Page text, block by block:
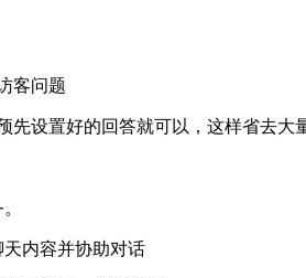
客问题
设置好的回答就可以，这样省去大
内容并协助对话